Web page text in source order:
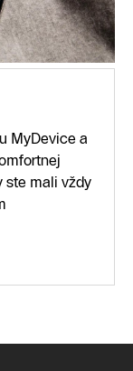
MyDevice a
ste mali vždy